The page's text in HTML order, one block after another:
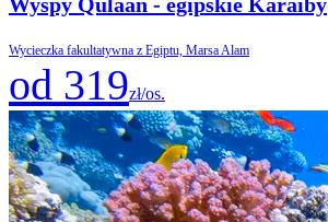
Wycieczka fakultatywna z Egiptu, Marsa Alam
od 319zł/os.